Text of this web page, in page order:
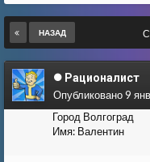
НАЗАД
Рационалист
Город Волгоград
Имя: Валентин
Опубликовано9